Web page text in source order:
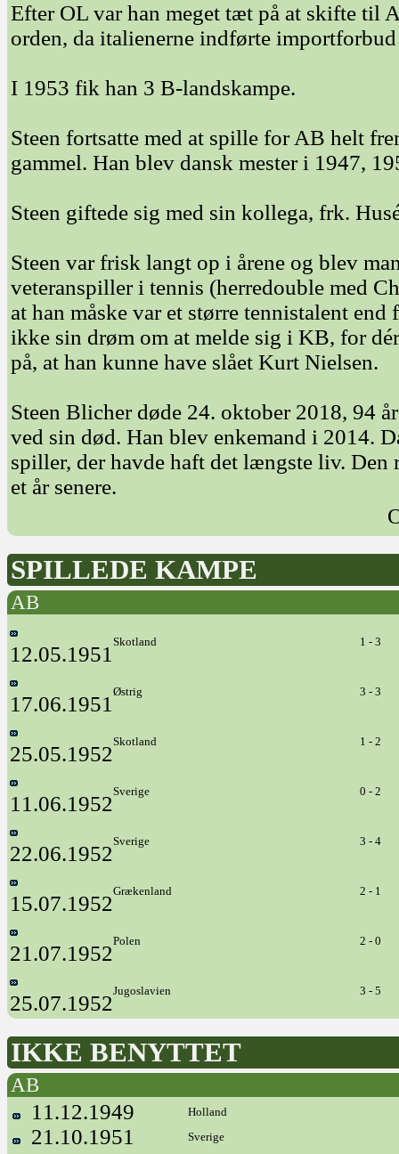
Efter OL var han meget tæt på at skifte til
orden, da italienerne indførte
I 1953 fik han 3 B-landskampe.
Steen fortsatte med at spille for AB helt
gammel. Han blev dansk mester i 1947,
Steen giftede sig med sin kollega, frk.
Steen var frisk langt op i årene og blev
veteranspiller i tennis (herredouble med
at han måske var et større tennistalent
ikke sin drøm om at melde sig i KB, for
på, at han kunne have slået Kurt Nielsen.
Steen Blicher døde 24. oktober 2018, 94
ved sin død. Han blev enkemand i 2014.
spiller, der havde haft det længste liv. Den
et år senere.
SPILLEDE KAMPE
AB
12.05.1951
Skotland 1 - 3
17.06.1951
Østrig 3 - 3
25.05.1952
Skotland 1 - 2
11.06.1952
Sverige 0 - 2
22.06.1952
Sverige 3 - 4
15.07.1952
Grækenland 2 - 1
21.07.1952
Polen 2 - 0
25.07.1952
Jugoslavien 3 - 5
IKKE BENYTTET
AB
11.12.1949 Holland
21.10.1951 Sverige